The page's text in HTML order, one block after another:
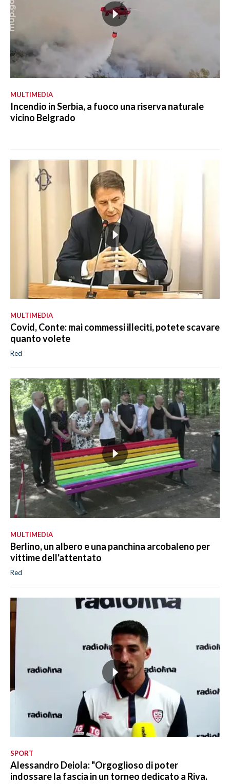
MULTIMEDIA
Incendio in Serbia, a fuoco una riserva naturale
vicino Belgrado
MULTIMEDIA
Covid, Conte: mai commessi illeciti, potete scavare
quanto volete
Red
MULTIMEDIA
Berlino, un albero e una panchina arcobaleno per
vittime dell'attentato
Red
SPORT
Alessandro Deiola: "Orgoglioso di poter
indossare la fascia in un torneo dedicato a Riva.